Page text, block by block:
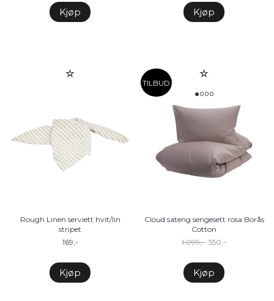
Kjøp Kjøp
Rough Linen serviett hvit/lin
stripet
169,-
Kjøp
TILBUD
Cloud sateng sengesett rosa Borås
Cotton
1.099,- 550,-
Kjøp